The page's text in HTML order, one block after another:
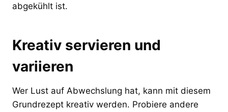
abgekühlt ist.
Kreativ servieren und
variieren
Wer Lust auf Abwechslung hat, kann mit diesem
Grundrezept kreativ werden. Probiere andere